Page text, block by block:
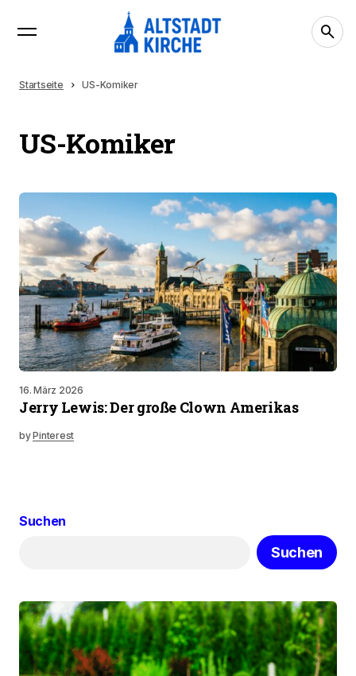
Startseite US-Komiker
US-Komiker
16. März 2026
Jerry Lewis: Der große Clown Amerikas
byPinterest
Suchen
Suchen